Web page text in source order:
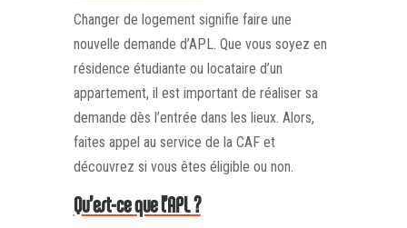
Changer de logement signifie faire une
nouvelle demande d’APL. Que vous soyez en
résidence étudiante ou locataire d’un
appartement, il est important de réaliser sa
demande dès l’entrée dans les lieux. Alors,
faites appel au service de la CAF et
découvrez si vous êtes éligible ou non.
Qu’est-ce que l’APL ?